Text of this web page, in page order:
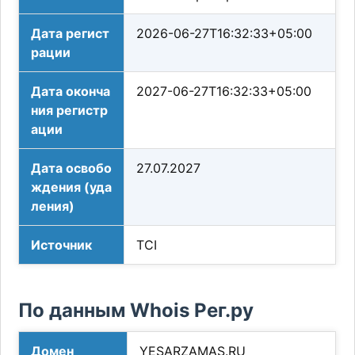
Дата регист
рации
2026-06-27T16:32:33+05:00
Дата оконча
ния регистр
ации
2027-06-27T16:32:33+05:00
Дата освобо
ждения (уда
ления)
27.07.2027
Источник TCI
По данным Whois Рег.ру
Домен YESARZAMAS.RU